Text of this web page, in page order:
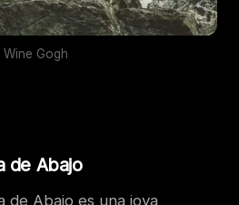
Wine Gogh
de Abajo
de Abajo es una joya